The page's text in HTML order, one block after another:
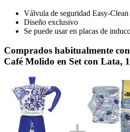
Válvula de seguridad Easy-Clean
Diseño exclusivo
Se puede usar en placas de
Comprados habitualmente
Café Molido en Set con Lata,